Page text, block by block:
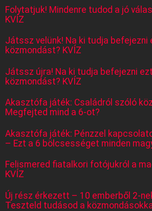
Folytatjuk! Mindenre tudod a jó
KVÍZ
Játssz velünk! Na ki tudja befejezni
közmondást? KVÍZ
Játssz újra! Na ki tudja befejezni
közmondást? KVÍZ
Akasztófa játék: Családról szóló
Megfejted mind a 6-ot?
Akasztófa játék: Pénzzel
– Ezt a 6 bölcsességet minden
Felismered fiatalkori fotójukról a
KVÍZ
Új rész érkezett – 10 emberből 2-
Teszteld tudásod a